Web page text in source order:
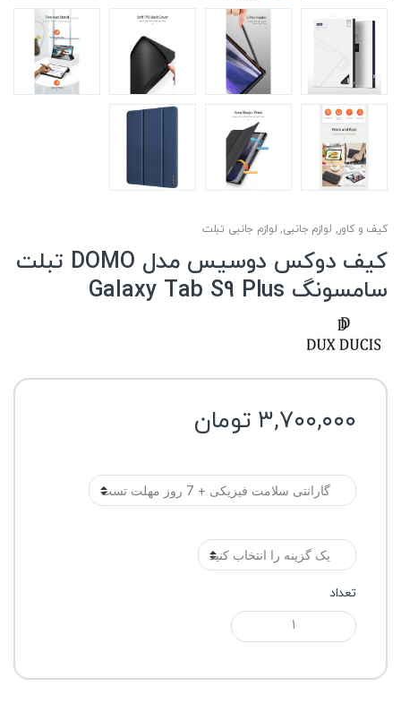
کیف و کاور, لوازم جانبی, لوازم جانبی تبلت
کیف دوکس دوسیس مدل DOMO تبلت
سامسونگ Galaxy Tab S9 Plus
۳,۷۰۰,۰۰۰ تومان
تعداد